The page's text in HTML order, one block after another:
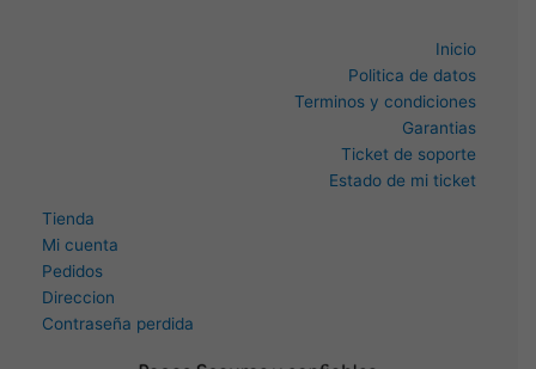
Inicio
Politica de datos
Terminos y condiciones
Garantias
Ticket de soporte
Estado de mi ticket
Tienda
Mi cuenta
Pedidos
Direccion
Contraseña perdida